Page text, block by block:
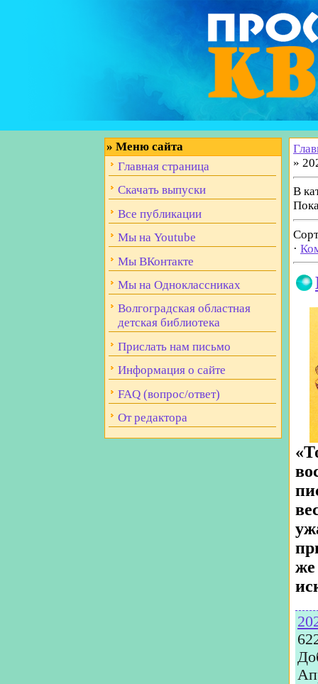
» Меню сайта
Главная страница
Скачать выпуски
Все публикации
Мы на Youtube
Мы ВКонтакте
Мы на Одноклассниках
Волгоградская областная
детская библиотека
Прислать нам письмо
Информация о сайте
FAQ (вопрос/ответ)
От редактора
»
В
·
же